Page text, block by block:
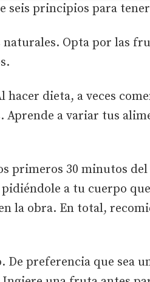
seis principios para
naturales. Opta por las
hacer dieta, a veces
Aprende a variar tus
primeros 30 minutos
a tu cuerpo
la obra. En total,
De preferencia que sea